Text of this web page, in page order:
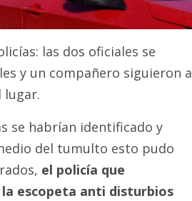
las dos oficiales se
y un compañero siguieron a
lugar.
se habrían identificado y
del tumulto esto pudo
el policía que
la escopeta anti disturbios